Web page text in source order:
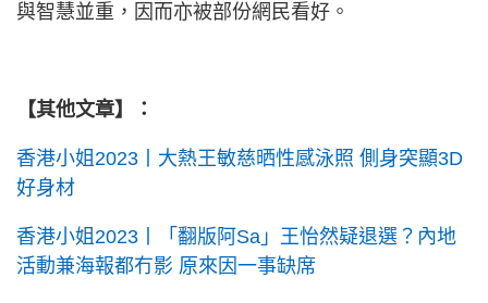
與智慧並重，因而亦被部份網民看好。
【其他文章】：
香港小姐2023丨大熱王敏慈晒性感泳照 側身突顯3D
好身材
香港小姐2023丨「翻版阿Sa」王怡然疑退選？內地
活動兼海報都冇影 原來因一事缺席